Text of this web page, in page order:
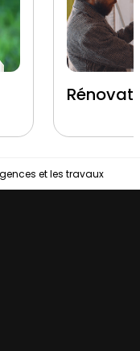
et les travaux